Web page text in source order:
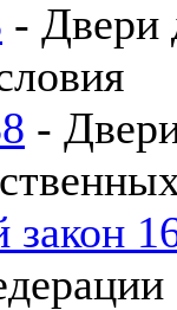
- Двери
-
закон